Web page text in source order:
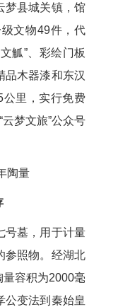
梦县城关镇，馆
文物49件，代
觚”、彩绘门板
品木器漆和东汉
公里，实行免费
梦文旅”公众号
陶量
号墓，用于计量
参照物。经湖北
容积为2000毫
公变法到秦始皇